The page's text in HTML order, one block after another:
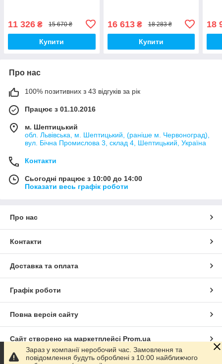
11 326 ₴ 15 670 ₴
Купити
16 613₴ 18 283 ₴
Купити
18
Про нас
100% позитивних з 43 відгуків за рік
Працює з 01.10.2016
м. Шептицький
обл. Львівська, м. Шептицький, (раніше м. Червоноград),
вул. Бічна Промислова 3, склад 4, Шептицький, Україна
Контакти
Сьогодні працює з 10:00 до 14:00
Показати весь графік роботи
Про нас
Контакти
Доставка та оплата
Графік роботи
Повна версія сайту
Сайт створено на маркетплейсі Prom.ua
Зараз у компанії неробочий час. Замовлення та
повідомлення будуть оброблені з 10:00 найближчого